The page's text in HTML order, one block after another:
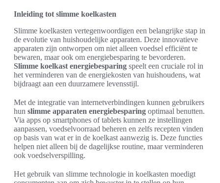
Inleiding tot slimme koelkasten
Slimme koelkasten vertegenwoordigen een belangrijke stap in
de evolutie van huishoudelijke apparaten. Deze innovatieve
apparaten zijn ontworpen om niet alleen voedsel efficiënt te
bewaren, maar ook om energiebesparing te bevorderen.
Slimme koelkast energiebesparing speelt een cruciale rol in
het verminderen van de energiekosten van huishoudens, wat
bijdraagt aan een duurzamere levensstijl.
Met de integratie van internetverbindingen kunnen gebruikers
hun slimme apparaten energiebesparing optimaal benutten.
Via apps op smartphones of tablets kunnen ze instellingen
aanpassen, voedselvoorraad beheren en zelfs recepten vinden
op basis van wat er in de koelkast aanwezig is. Deze functies
helpen niet alleen bij de dagelijkse routine, maar verminderen
ook voedselverspilling.
Het gebruik van slimme technologie in koelkasten moedigt